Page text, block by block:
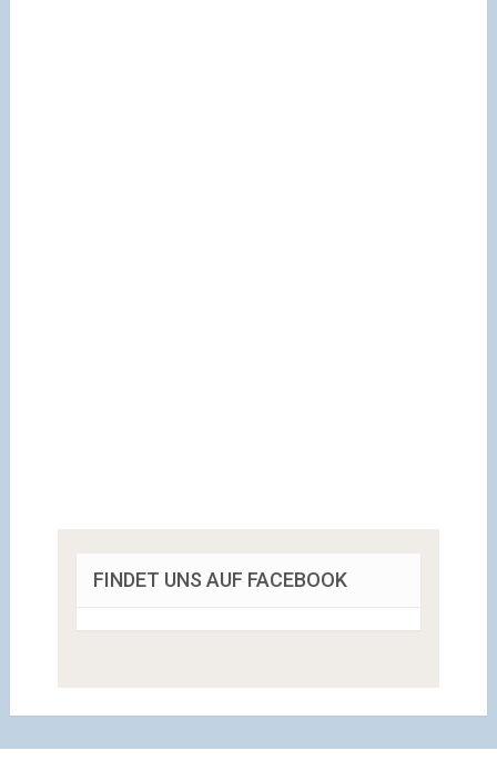
FINDET UNS AUF FACEBOOK